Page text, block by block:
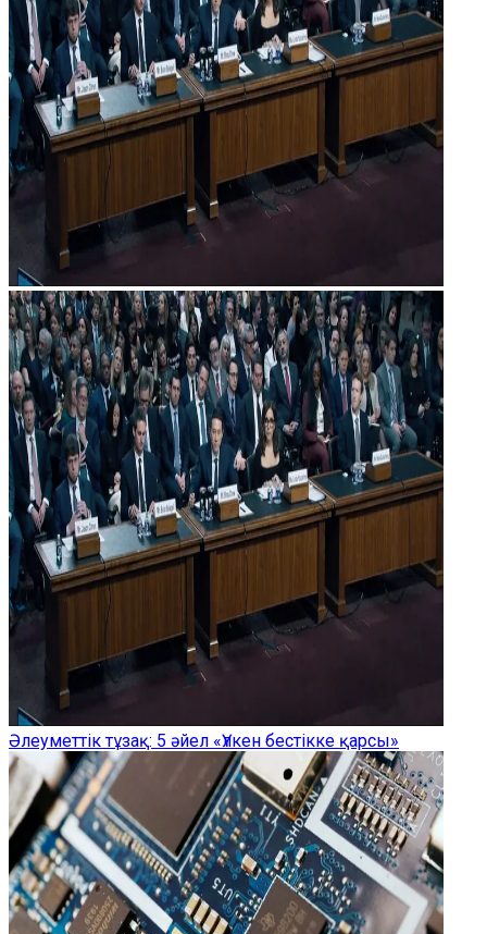
Әлеуметтік тұзақ: 5 әйел «Үлкен бестікке қарсы»